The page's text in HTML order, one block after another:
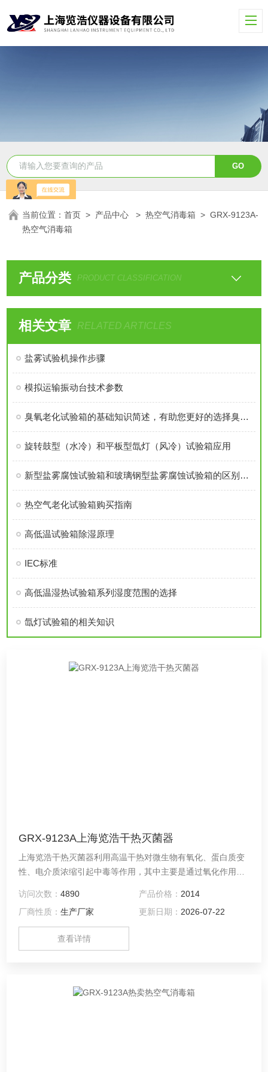
当前位置：首页 > 产品中心 >热空气消毒箱 >GRX-9123A-
热空气消毒箱
产品分类 PRODUCT CLASSIFICATION
相关文章 RELATED ARTICLES
盐雾试验机操作步骤
模拟运输振动台技术参数
臭氧老化试验箱的基础知识简述，有助您更好的选择臭氧老化试验箱
旋转鼓型（水冷）和平板型氙灯（风冷）试验箱应用
新型盐雾腐蚀试验箱和玻璃钢型盐雾腐蚀试验箱的区别对比
热空气老化试验箱购买指南
高低温试验箱除湿原理
IEC标准
高低温湿热试验箱系列湿度范围的选择
氙灯试验箱的相关知识
GRX-9123A上海览浩干热灭菌器
上海览浩干热灭菌器利用高温干热对微生物有氧化、蛋白质变
性、电介质浓缩引起中毒等作用，其中主要是通过氧化作用破
一切微生物。
访问次数：4890 产品价格： 2014
厂商性质：生产厂家 更新日期： 2026-07-22
查看详情